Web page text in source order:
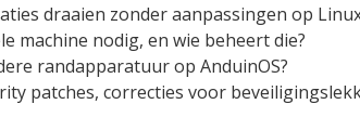
draaien zonder aanpassingen op
machine nodig, en wie beheert die?
randapparatuur op AnduinOS?
patches, correcties voor